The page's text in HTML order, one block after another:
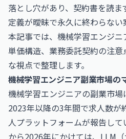
落とし穴があり、契約書を読
定義が曖昧で永久に終わらない
本記事では、機械学習エンジ
単価構造、業務委託契約の注
な視点で整理します。
機械学習エンジニア副業市場の
機械学習エンジニアの副業市
2023年以降の3年間で求人数が
人プラットフォームが報告し
から2026年にかけては、LLM